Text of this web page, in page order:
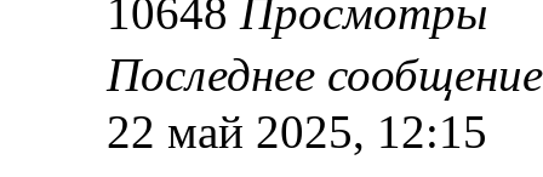
10648 Просмотры
Последнее
22 май 2025, 12:15